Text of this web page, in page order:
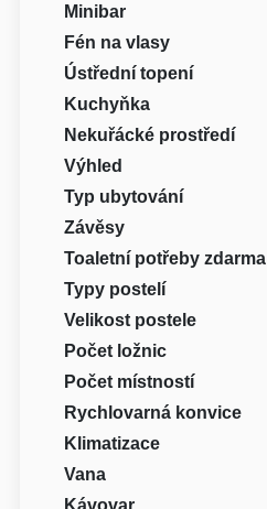
Minibar
Fén na vlasy
Ústřední topení
Kuchyňka
Nekuřácké prostředí
Výhled
Typ ubytování
Závěsy
Toaletní potřeby zdarma
Typy postelí
Velikost postele
Počet ložnic
Počet místností
Rychlovarná konvice
Klimatizace
Vana
Kávovar